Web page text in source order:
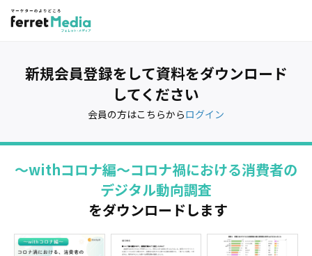
新規会員登録をして資料をダウンロード
してください
会員の方はこちらからログイン
～withコロナ編～コロナ禍における消費者の
デジタル動向調査
をダウンロードします